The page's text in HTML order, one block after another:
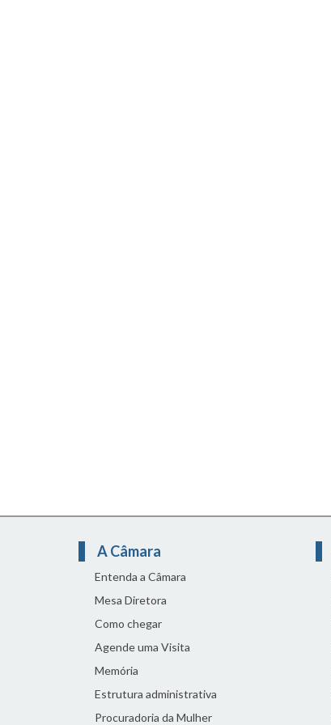
A Câmara
Entenda a Câmara
Mesa Diretora
Como chegar
Agende uma Visita
Memória
Estrutura administrativa
Procuradoria da Mulher